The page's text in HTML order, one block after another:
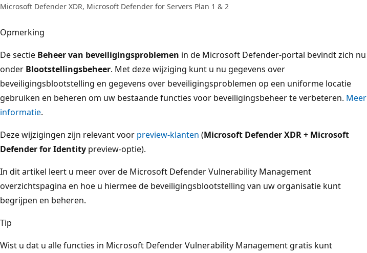
Microsoft Defender XDR, Microsoft Defender for Servers Plan 1 & 2
Opmerking
De sectie Beheer van beveiligingsproblemen in de Microsoft Defender-portal bevindt zich nu
onder Blootstellingsbeheer. Met deze wijziging kunt u nu gegevens over
beveiligingsblootstelling en gegevens over beveiligingsproblemen op een uniforme locatie
gebruiken en beheren om uw bestaande functies voor beveiligingsbeheer te verbeteren. Meer
informatie.
Deze wijzigingen zijn relevant voor preview-klanten (Microsoft Defender XDR + Microsoft
Defender for Identity preview-optie).
In dit artikel leert u meer over de Microsoft Defender Vulnerability Management
overzichtspagina en hoe u hiermee de beveiligingsblootstelling van uw organisatie kunt
begrijpen en beheren.
Tip
Wist u dat u alle functies in Microsoft Defender Vulnerability Management gratis kunt